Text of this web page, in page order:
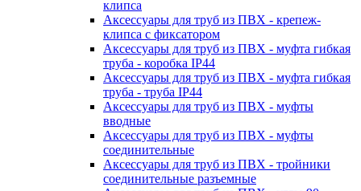
клипса
Аксессуары для труб из ПВХ - крепеж-
клипса с фиксатором
Аксессуары для труб из ПВХ - муфта гибкая
труба - коробка IP44
Аксессуары для труб из ПВХ - муфта гибкая
труба - труба IP44
Аксессуары для труб из ПВХ - муфты
вводные
Аксессуары для труб из ПВХ - муфты
соединительные
Аксессуары для труб из ПВХ - тройники
соединительные разъемные